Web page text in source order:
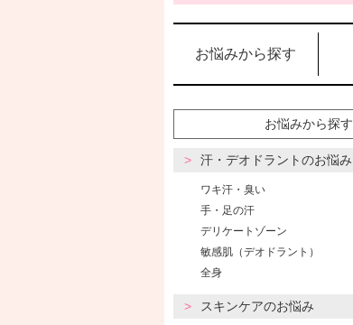
お悩みから探す
お悩みから探す
汗・デオドラントのお悩み
ワキ汗・臭い
手・足の汗
デリケートゾーン
敏感肌（デオドラント）
全身
スキンケアのお悩み